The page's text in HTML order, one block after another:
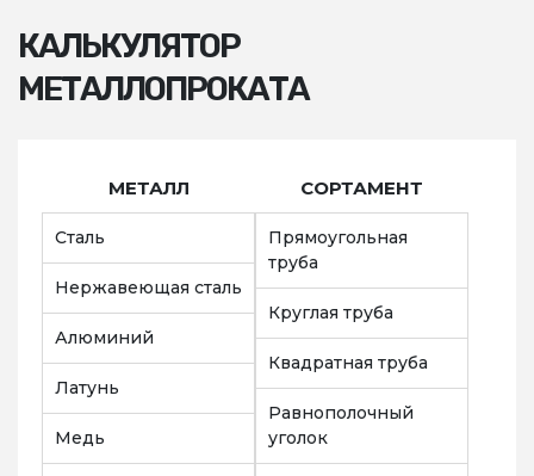
КАЛЬКУЛЯТОР
МЕТАЛЛОПРОКАТА
МЕТАЛЛ
Сталь
Нержавеющая сталь
Алюминий
Латунь
Медь
СОРТАМЕНТ
Прямоугольная
труба
Круглая труба
Квадратная труба
Равнополочный
уголок